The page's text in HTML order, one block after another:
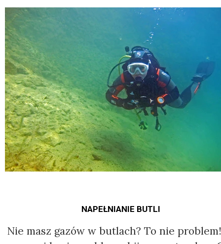
NAPEŁNIANIE BUTLI
Nie masz gazów w butlach? To nie